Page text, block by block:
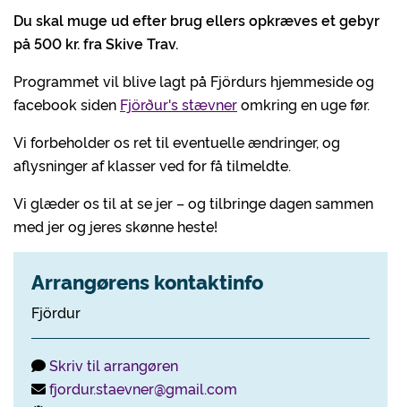
Du skal muge ud efter brug ellers opkræves et gebyr
på 500 kr. fra Skive Trav.
Programmet vil blive lagt på Fjördurs hjemmeside og
facebook siden Fjörður's stævneromkring en uge før.
Vi forbeholder os ret til eventuelle ændringer, og
aflysninger af klasser ved for få tilmeldte.
Vi glæder os til at se jer – og tilbringe dagen sammen
med jer og jeres skønne heste!
Arrangørens kontaktinfo
Fjördur
Skriv til arrangøren
fjordur.staevner@gmail.com